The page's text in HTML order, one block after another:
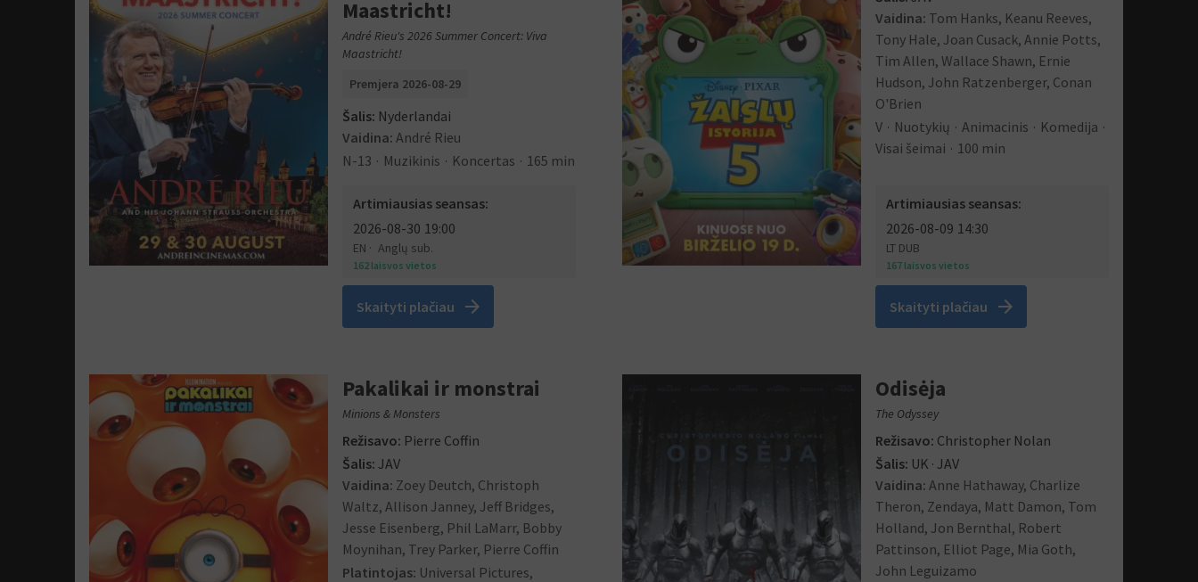
Maastricht!
André Rieu's 2026 Summer Concert: Viva
Maastricht!
Premjera 2026-08-29
Šalis: Nyderlandai
Vaidina: André Rieu
N-13
Muzikinis Koncertas 165 min
Artimiausias seansas:
2026-08-30 19:00
EN Anglų sub.
162 laisvos vietos
Skaityti plačiau arrow_forward
Vaidina: Tom Hanks, Keanu Reeves,
Tony Hale, Joan Cusack, Annie Potts,
Tim Allen, Wallace Shawn, Ernie
Hudson, John Ratzenberger, Conan
O'Brien
V
Nuotykių Animacinis
Komedija
Visai šeimai
100 min
Artimiausias seansas:
2026-08-09 14:30
LT DUB
167 laisvos vietos
Skaityti plačiau arrow_forward
Pakalikai ir monstrai
Minions & Monsters
Režisavo: Pierre Coffin
Šalis: JAV
Vaidina: Zoey Deutch, Christoph
Waltz, Allison Janney, Jeff Bridges,
Jesse Eisenberg, Phil LaMarr, Bobby
Moynihan, Trey Parker, Pierre Coffin
Platintojas: Universal Pictures,
Odisėja
The Odyssey
Režisavo: Christopher Nolan
Šalis: UK · JAV
Vaidina: Anne Hathaway, Charlize
Theron, Zendaya, Matt Damon, Tom
Holland, Jon Bernthal, Robert
Pattinson, Elliot Page, Mia Goth,
John Leguizamo